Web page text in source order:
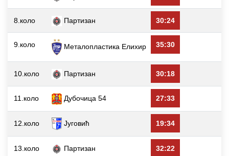
8.коло Партизан 30:24
9.коло Металопластика Елиxир 35:30
10.коло Партизан 30:18
11.коло Дубочица 54 27:33
12.коло Југовић 19:34
13.коло Партизан 32:22